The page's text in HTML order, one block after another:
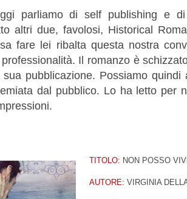
parliamo di self publishing e
altri due, favolosi, Historical
fare lei ribalta questa nostra
Il romanzo è
pubblicazione. Possiamo
dal pubblico. Lo ha letto per
TITOLO: NON POSSO
AUTORE: VIRGINIA